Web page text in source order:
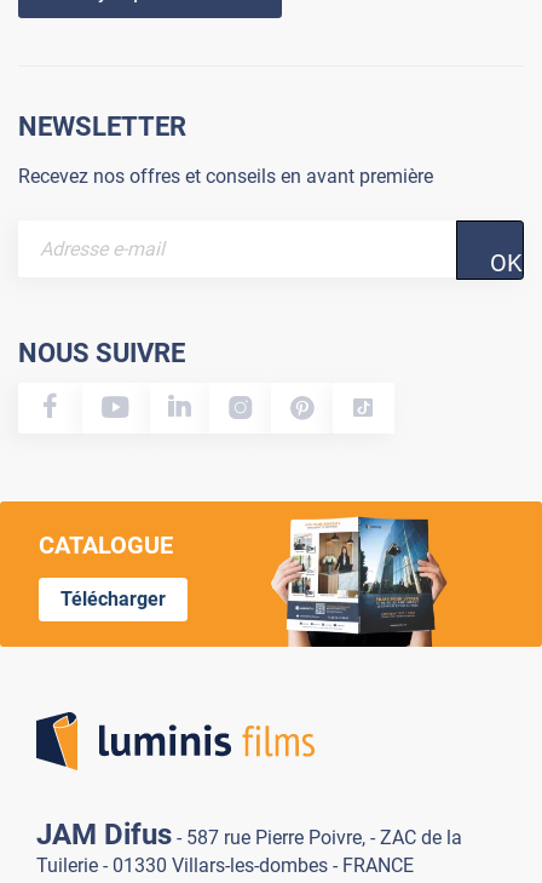
NEWSLETTER
Recevez nos offres et conseils en avant première
OK
NOUS SUIVRE
CATALOGUE
Télécharger
JAM Difus - 587 rue Pierre Poivre, - ZAC de la
Tuilerie - 01330 Villars-les-dombes - FRANCE